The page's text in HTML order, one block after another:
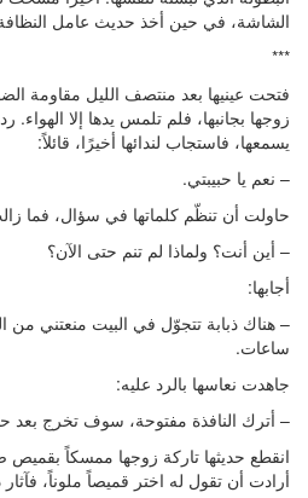
الشاشة، في حين أخذ حديث عامل النظافة
***
فتحت عينيها بعد منتصف الليل مقاومة
زوجها بجانبها، فلم تلمس يدها إلا
يسمعها، فاستجاب لندائها أخيرًا، قائلاً:
– نعم يا حبيبتي.
حاولت أن تنظّم كلماتها في سؤال، فما
– أين أنت؟ ولماذا لم تنم حتى الآن؟
أجابها:
– هناك ذبابة تتجوّل في البيت منعتني من
ساعات.
جاهدت نعاسها بالرد عليه:
– أترك النافذة مفتوحة، سوف تخرج بعد
انقطع حديثها تاركة زوجها ممسكاً بقميص
أرادت أن تقول له اختر قميصاً ملوناً،